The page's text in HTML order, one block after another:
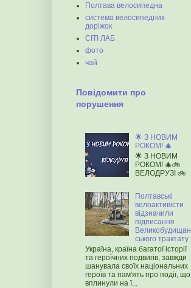
Полтава велосипедна
система велосипедних
доріжок
СІТІ ЛАБ
фото
чай
Повідомити про
порушення
🌟 З НОВИМ
РОКОМ! 🎄
🌟 З НОВИМ
РОКОМ! 🎄🚲
ВЕЛОДРУЗІ 🚲
Полтавські
велоактивісти
відзначили
підписання
Великобудищан
ського трактату
Україна, країна багатої історії
та героїчних подвигів, завжди
шанувала своїх національних
героїв та пам'ять про події, що
вплинули на ї...